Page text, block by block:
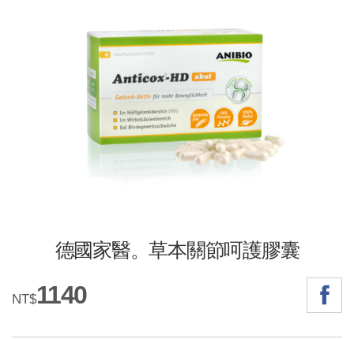
德國家醫。草本關節呵護膠囊
NT$1140